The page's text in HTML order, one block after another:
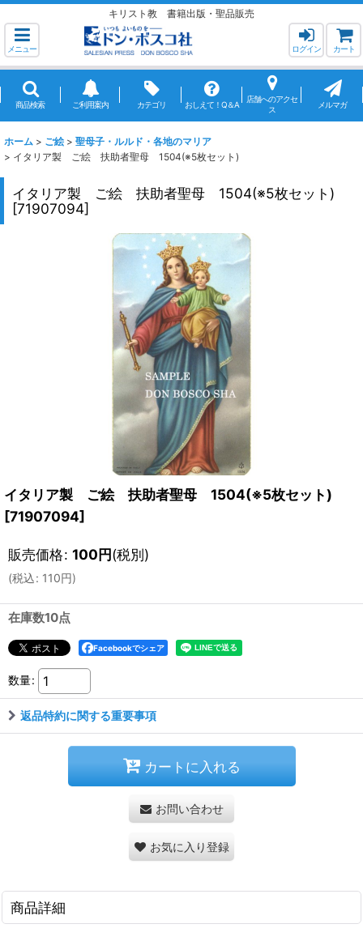
キリスト教 書籍出版・聖品販売
メニュー ログイン カート
商品検索 ご利用案内 カテゴリ おしえて！Q＆A
店舗へのアクセ
ス
メルマガ
ホーム > ご絵 > 聖母子・ルルド・各地のマリア
> イタリア製 ご絵 扶助者聖母 1504(※5枚セット)
イタリア製 ご絵 扶助者聖母 1504(※5枚セット)
[71907094]
イタリア製 ご絵 扶助者聖母 1504(※5枚セット)
[71907094]
販売価格: 100円(税別)
(税込: 110円)
在庫数10点
Facebookでシェア
数量:
返品特約に関する重要事項
カートに入れる
お問い合わせ
お気に入り登録
商品詳細